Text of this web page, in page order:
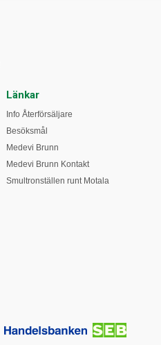
Länkar
Info Återförsäljare
Besöksmål
Medevi Brunn
Medevi Brunn Kontakt
Smultronställen runt Motala